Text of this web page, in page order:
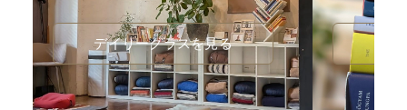
デイリークラスを見る
す。